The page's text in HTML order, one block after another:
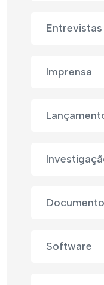
Entrevistas
Imprensa
Software